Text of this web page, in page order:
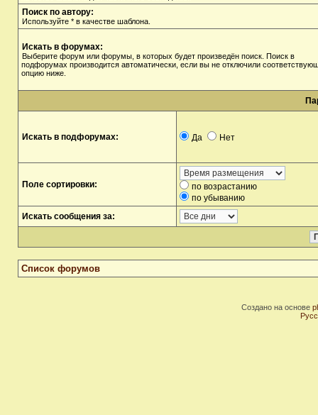
Поиск по автору:
Используйте * в качестве шаблона.
Искать в форумах:
Выберите форум или форумы, в которых будет произведён поиск. Поиск в
подфорумах производится автоматически, если вы не отключили
опцию ниже.
Искать в подфорумах: Да Нет
Поле сортировки:
по возрастанию
по убыванию
Искать сообщения за:
Список форумов
Создано на основе